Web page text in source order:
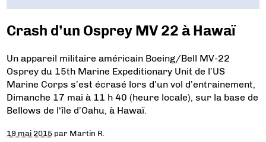
Crash d’un Osprey MV 22 à Hawaï
Un appareil militaire américain Boeing/Bell MV-22
Osprey du 15th Marine Expeditionary Unit de l’US
Marine Corps s’est écrasé lors d’un vol d’entrainement,
Dimanche 17 mai à 11 h 40 (heure locale), sur la base de
Bellows de l‘île d’Oahu, à Hawaï.
19 mai 2015 par Martin R.